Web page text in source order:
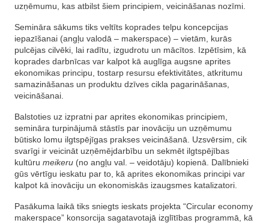
uzņēmumu, kas atbilst šiem principiem, veicināšanas nozīmi.
Semināra sākums tiks veltīts koprades telpu koncepcijas
iepazīšanai (angļu valodā – makerspace) – vietām, kurās
pulcējas cilvēki, lai radītu, izgudrotu un mācītos. Izpētīsim, kā
koprades darbnīcas var kalpot kā auglīga augsne aprites
ekonomikas principu, tostarp resursu efektivitātes, atkritumu
samazināšanas un produktu dzīves cikla pagarināšanas,
veicināšanai.
Balstoties uz izpratni par aprites ekonomikas principiem,
semināra turpinājumā stāstīs par inovāciju un uzņēmumu
būtisko lomu ilgtspējīgas prakses veicināšanā. Uzsvērsim, cik
svarīgi ir veicināt uzņēmējdarbību un sekmēt ilgtspējības
kultūru meikeru (no angļu val. – veidotāju) kopienā. Dalībnieki
gūs vērtīgu ieskatu par to, kā aprites ekonomikas principi var
kalpot kā inovāciju un ekonomiskās izaugsmes katalizatori.
Pasākuma laikā tiks sniegts ieskats projekta “Circular economy
makerspace” konsorcija sagatavotajā izglītības programmā, kā